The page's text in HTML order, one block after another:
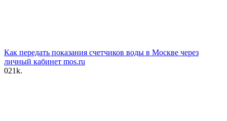
Как передать показания счетчиков воды в Москве через
личный кабинет mos.ru
021k.